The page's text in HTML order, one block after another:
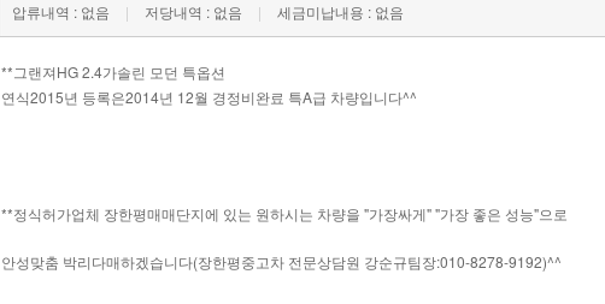
압류내역 : 없음 | 저당내역 : 없음 | 세금미납내용 : 없음
**그랜져HG 2.4가솔린 모던 특옵션
연식2015년 등록은2014년 12월 경정비완료 특A급 차량입니다^^
**정식허가업체 장한평매매단지에 있는 원하시는 차량을 "가장싸게" "가장 좋은 성능"으로
안성맞춤 박리다매하겠습니다(장한평중고차 전문상담원 강순규팀장:010-8278-9192)^^